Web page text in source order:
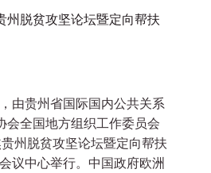
州脱贫攻坚论坛暨定向帮扶
由贵州省国际国内公共关系
会全国地方组织工作委员会
州脱贫攻坚论坛暨定向帮扶
议中心举行。中国政府欧洲